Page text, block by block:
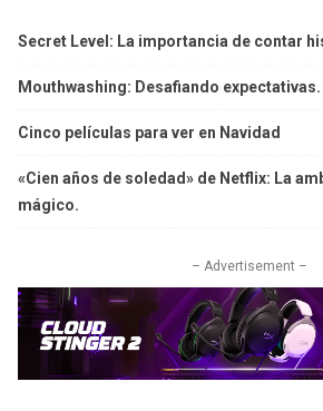
Secret Level: La importancia de contar
Mouthwashing: Desafiando expectativas.
Cinco películas para ver en Navidad
«Cien años de soledad» de Netflix: La
mágico.
– Advertisement –